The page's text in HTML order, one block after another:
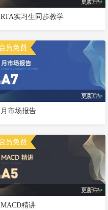
RTA实习生同步教学
更新中
月市场报告
更新中
MACD精讲